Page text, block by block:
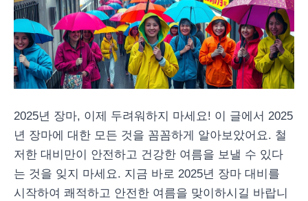
2025년 장마, 이제 두려워하지 마세요! 이 글에서 2025
년 장마에 대한 모든 것을 꼼꼼하게 알아보았어요. 철
저한 대비만이 안전하고 건강한 여름을 보낼 수 있다
는 것을 잊지 마세요. 지금 바로 2025년 장마 대비를
시작하여 쾌적하고 안전한 여름을 맞이하시길 바랍니